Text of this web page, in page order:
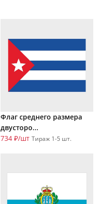
Флаг среднего размера
двусторо...
734 ₽/шт Тираж 1-5 шт.